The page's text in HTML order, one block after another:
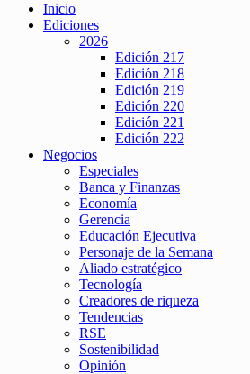
Inicio
Ediciones
2026
Edición 217
Edición 218
Edición 219
Edición 220
Edición 221
Edición 222
Negocios
Especiales
Banca y Finanzas
Economía
Gerencia
Educación Ejecutiva
Personaje de la Semana
Aliado estratégico
Tecnología
Creadores de riqueza
Tendencias
RSE
Sostenibilidad
Opinión